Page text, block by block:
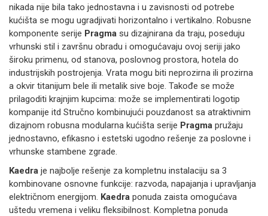
nikada nije bila tako jednostavna i u zavisnosti od potrebe
kućišta se mogu ugradjivati horizontalno i vertikalno. Robusne
komponente serije Pragma su dizajnirana da traju, poseduju
vrhunski stil i završnu obradu i omogućavaju ovoj seriji jako
široku primenu, od stanova, poslovnog prostora, hotela do
industrijskih postrojenja. Vrata mogu biti neprozirna ili prozirna
a okvir titanijum bele ili metalik sive boje. Takođe se može
prilagoditi krajnjim kupcima: može se implementirati logotip
kompanije itd Stručno kombinujući pouzdanost sa atraktivnim
dizajnom robusna modularna kućišta serije Pragma pružaju
jednostavno, efikasno i estetski ugodno rešenje za poslovne i
vrhunske stambene zgrade.
Kaedra je najbolje rešenje za kompletnu instalaciju sa 3
kombinovane osnovne funkcije: razvoda, napajanja i upravljanja
električnom energijom. Kaedra ponuda zaista omogućava
uštedu vremena i veliku fleksibilnost. Kompletna ponuda